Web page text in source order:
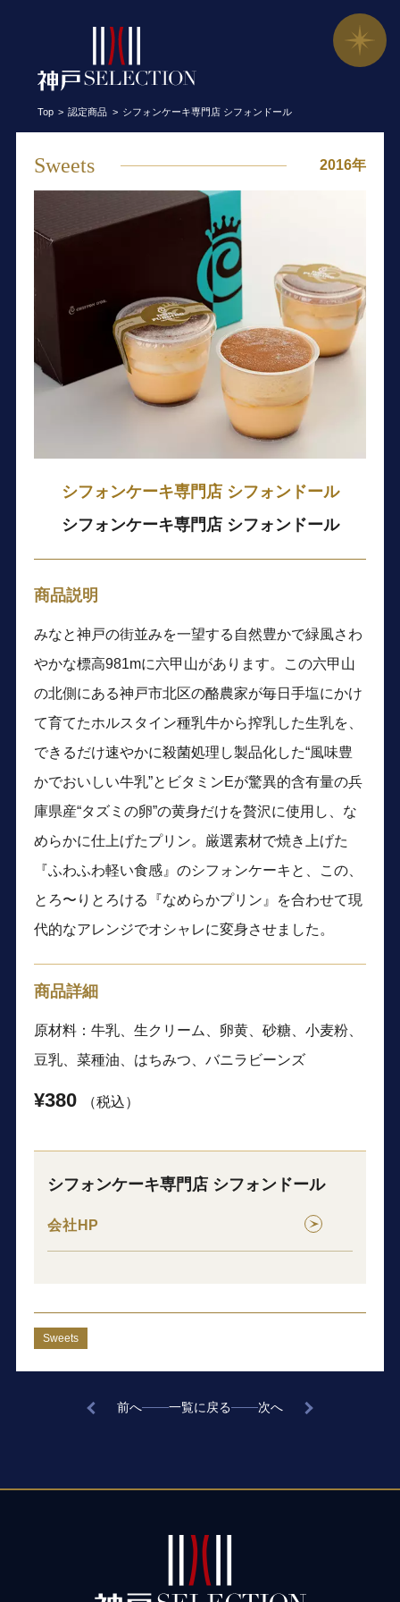
シフォンケーキ専門店 シフォンドール
Top 認定商品 シフォンケーキ専門店 シフォンドール
Sweets 2016年
シフォンケーキ専門店 シフォンドール
シフォンケーキ専門店 シフォンドール
商品説明
みなと神戸の街並みを一望する自然豊かで緑風さわ
やかな標高981mに六甲山があります。この六甲山
の北側にある神戸市北区の酪農家が毎日手塩にかけ
て育てたホルスタイン種乳牛から搾乳した生乳を、
できるだけ速やかに殺菌処理し製品化した“風味豊
かでおいしい牛乳”とビタミンEが驚異的含有量の兵
庫県産“タズミの卵”の黄身だけを贅沢に使用し、な
めらかに仕上げたプリン。厳選素材で焼き上げた
『ふわふわ軽い食感』のシフォンケーキと、この、
とろ〜りとろける『なめらかプリン』を合わせて現
代的なアレンジでオシャレに変身させました。
商品詳細
原材料：牛乳、生クリーム、卵黄、砂糖、小麦粉、
豆乳、菜種油、はちみつ、バニラビーンズ
¥380 （税込）
シフォンケーキ専門店 シフォンドール
会社HP
Sweets
前へ 一覧に戻る 次へ